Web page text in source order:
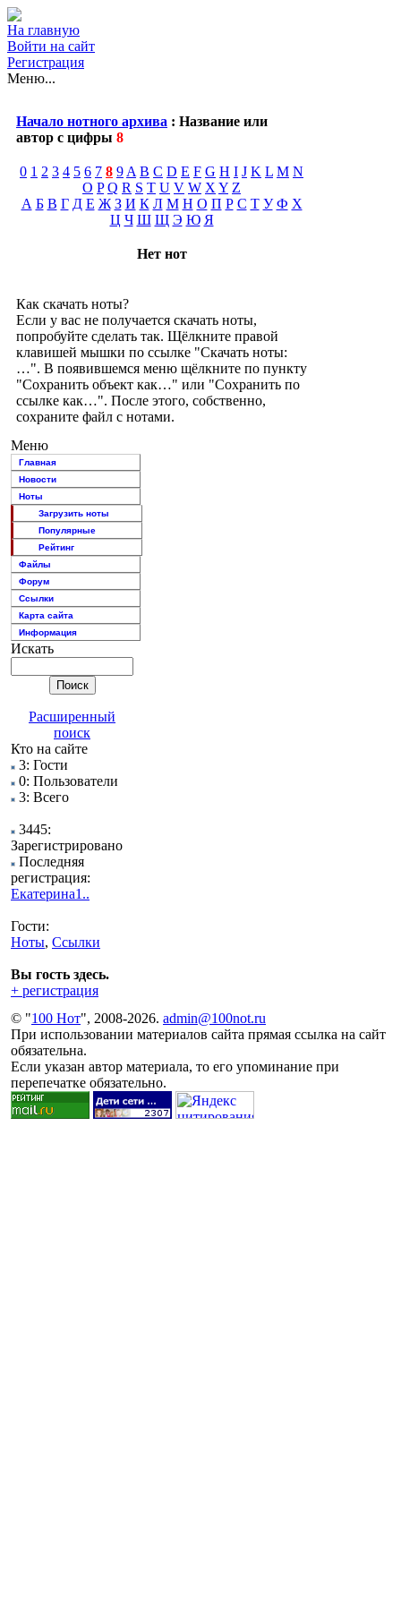
На главную
Войти на сайт
Регистрация
Меню...
Начало нотного архива : Название или
автор с цифры 8
0 1 2 3 4 5 6 7 8 9 A B C D E F G H I J K L M N
O P Q R S T U V W X Y Z
А Б В Г Д Е Ж З И К Л М Н О П Р С Т У Ф Х
Ц Ч Ш Щ Э Ю Я
Нет нот
Как скачать ноты?
Если у вас не получается скачать ноты,
попробуйте сделать так. Щёлкните правой
клавишей мышки по ссылке "Скачать ноты:
…". В появившемся меню щёлкните по пункту
"Сохранить объект как…" или "Сохранить по
ссылке как…". После этого, собственно,
сохраните файл с нотами.
Меню
Главная
Новости
Ноты
Загрузить ноты
Популярные
Рейтинг
Файлы
Форум
Ссылки
Карта сайта
Информация
Искать
Расширенный
поиск
Кто на сайте
3: Гости
0: Пользователи
3: Всего
3445:
Зарегистрировано
Последняя
регистрация:
Екатерина1..
Гости:
Ноты, Ссылки
Вы гость здесь.
+ регистрация
© "100 Нот", 2008-2026. admin@100not.ru
При использовании материалов сайта прямая ссылка на сайт
обязательна.
Если указан автор материала, то его упоминание при
перепечатке обязательно.